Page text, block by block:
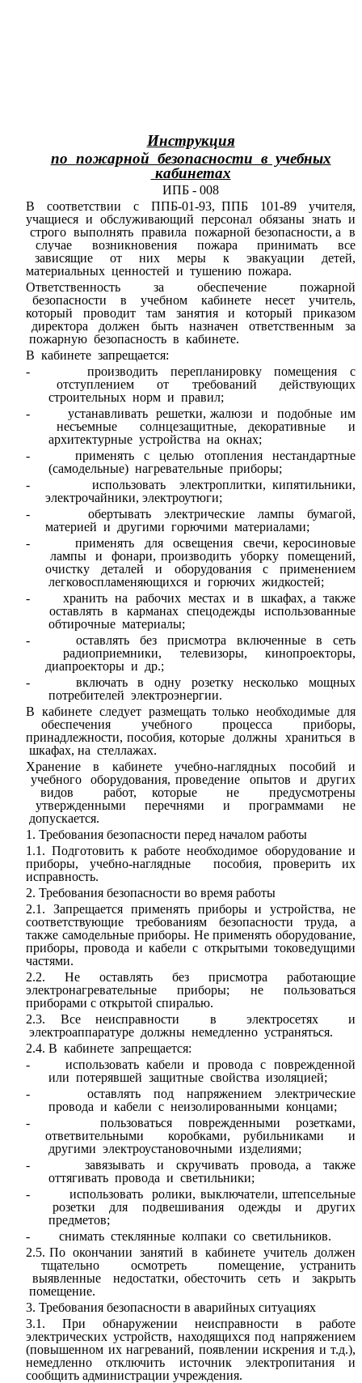
Инструкция
по пожарной безопасности в учебных
кабинетах
ИПБ - 008
В соответствии с ППБ-01-93, ППБ 101-89 учителя,
учащиеся и обслуживающий персонал обязаны знать и
строго выполнять правила пожарной безопасности, а в
случае возникновения пожара принимать все
зависящие от них меры к эвакуации детей,
материальных ценностей и тушению пожара.
Ответственность за обеспечение пожарной
безопасности в учебном кабинете несет учитель,
который проводит там занятия и который приказом
директора должен быть назначен ответственным за
пожарную безопасность в кабинете.
В кабинете запрещается:
- производить перепланировку помещения с
отступлением от требований действующих
строительных норм и правил;
- устанавливать решетки, жалюзи и подобные им
несъемные солнцезащитные, декоративные и
архитектурные устройства на окнах;
- применять с целью отопления нестандартные
(самодельные) нагревательные приборы;
- использовать электроплитки, кипятильники,
электрочайники, электроутюги;
- обертывать электрические лампы бумагой,
материей и другими горючими материалами;
- применять для освещения свечи, керосиновые
лампы и фонари, производить уборку помещений,
очистку деталей и оборудования с применением
легковоспламеняющихся и горючих жидкостей;
- хранить на рабочих местах и в шкафах, а также
оставлять в карманах спецодежды использованные
обтирочные материалы;
- оставлять без присмотра включенные в сеть
радиоприемники, телевизоры, кинопроекторы,
диапроекторы и др.;
- включать в одну розетку несколько мощных
потребителей электроэнергии.
В кабинете следует размещать только необходимые для
обеспечения учебного процесса приборы,
принадлежности, пособия, которые должны храниться в
шкафах, на стеллажах.
Хранение в кабинете учебно-наглядных пособий и
учебного оборудования, проведение опытов и других
видов работ, которые не предусмотрены
утвержденными перечнями и программами не
допускается.
1. Требования безопасности перед началом работы
1.1. Подготовить к работе необходимое оборудование и
приборы, учебно-наглядные пособия, проверить их
исправность.
2. Требования безопасности во время работы
2.1. Запрещается применять приборы и устройства, не
соответствующие требованиям безопасности труда, а
также самодельные приборы. Не применять оборудование,
приборы, провода и кабели с открытыми токоведущими
частями.
2.2. Не оставлять без присмотра работающие
электронагревательные приборы; не пользоваться
приборами с открытой спиралью.
2.3. Все неисправности в электросетях и
электроаппаратуре должны немедленно устраняться.
2.4. В кабинете запрещается:
- использовать кабели и провода с поврежденной
или потерявшей защитные свойства изоляцией;
- оставлять под напряжением электрические
провода и кабели с неизолированными концами;
- пользоваться поврежденными розетками,
ответвительными коробками, рубильниками и
другими электроустановочными изделиями;
- завязывать и скручивать провода, а также
оттягивать провода и светильники;
- использовать ролики, выключатели, штепсельные
розетки для подвешивания одежды и других
предметов;
- снимать стеклянные колпаки со светильников.
2.5. По окончании занятий в кабинете учитель должен
тщательно осмотреть помещение, устранить
выявленные недостатки, обесточить сеть и закрыть
помещение.
3. Требования безопасности в аварийных ситуациях
3.1. При обнаружении неисправности в работе
электрических устройств, находящихся под напряжением
(повышенном их нагреваний, появлении искрения и т.д.),
немедленно отключить источник электропитания и
сообщить администрации учреждения.